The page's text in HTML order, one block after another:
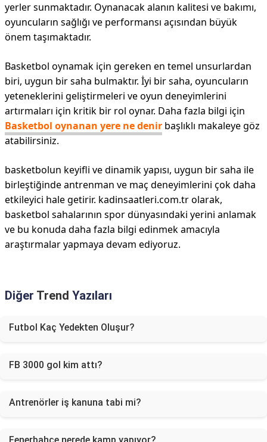
yerler sunmaktadır. Oynanacak alanın kalitesi ve bakımı,
oyuncuların sağlığı ve performansı açısından büyük
önem taşımaktadır.
Basketbol oynamak için gereken en temel unsurlardan
biri, uygun bir saha bulmaktır. İyi bir saha, oyuncuların
yeteneklerini geliştirmeleri ve oyun deneyimlerini
artırmaları için kritik bir rol oynar. Daha fazla bilgi için
Basketbol oynanan yere ne denir başlıklı makaleye göz
atabilirsiniz.
basketbolun keyifli ve dinamik yapısı, uygun bir saha ile
birleştiğinde antrenman ve maç deneyimlerini çok daha
etkileyici hale getirir. kadinsaatleri.com.tr olarak,
basketbol sahalarının spor dünyasındaki yerini anlamak
ve bu konuda daha fazla bilgi edinmek amacıyla
araştırmalar yapmaya devam ediyoruz.
Diğer Trend Yazıları
Futbol Kaç Yedekten Oluşur?
FB 3000 gol kim attı?
Antrenörler iş kanuna tabi mi?